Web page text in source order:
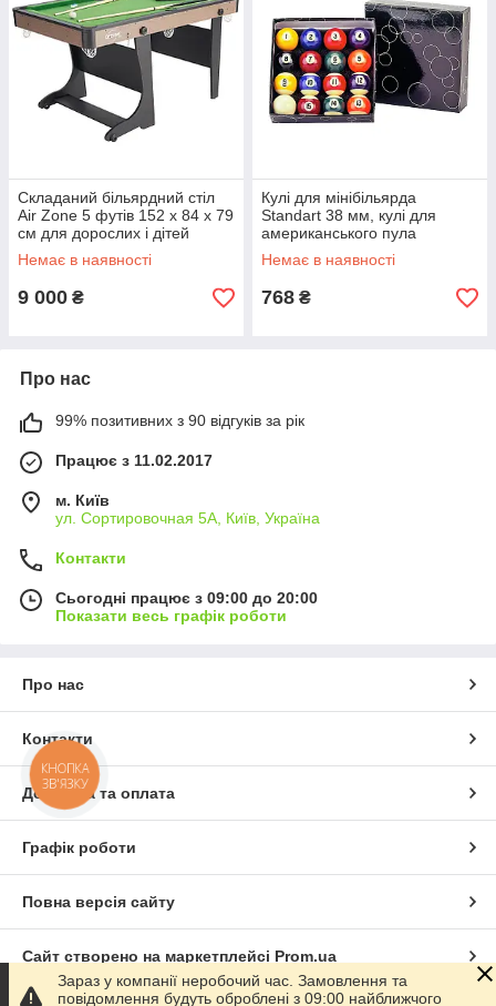
Складаний більярдний стіл
Air Zone 5 футів 152 х 84 х 79
см для дорослих і дітей
Немає в наявності
9 000 ₴
Кулі для мінібільярда
Standart 38 мм, кулі для
американського пула
Немає в наявності
768 ₴
Про нас
99% позитивних з 90 відгуків за рік
Працює з 11.02.2017
м. Київ
ул. Сортировочная 5А, Київ, Україна
Контакти
Сьогодні працює з 09:00 до 20:00
Показати весь графік роботи
Про нас
Контакти
Доставка та оплата
Графік роботи
Повна версія сайту
Сайт створено на маркетплейсі Prom.ua
Зараз у компанії неробочий час. Замовлення та
повідомлення будуть оброблені з 09:00 найближчого
КНОПКА
ЗВ'ЯЗКУ